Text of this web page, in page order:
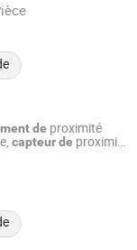
de proximité
capteurde proximité